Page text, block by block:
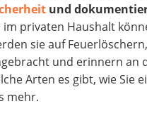
und
im privaten Haushalt
sie auf
und erinnern an
Arten es gibt, wie Sie
mehr.